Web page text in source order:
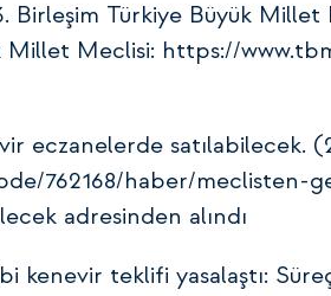
Birleşim Türkiye Büyük
Millet Meclisi: https://
eczanelerde satılabilecek.
762168/haber/meclisten-
adresinden alındı
kenevir teklifi yasalaştı: